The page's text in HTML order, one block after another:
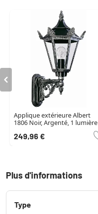
Applique extérieure Albert
1806 Noir, Argenté, 1 lumière
249,96 €
Plus d'informations
Type